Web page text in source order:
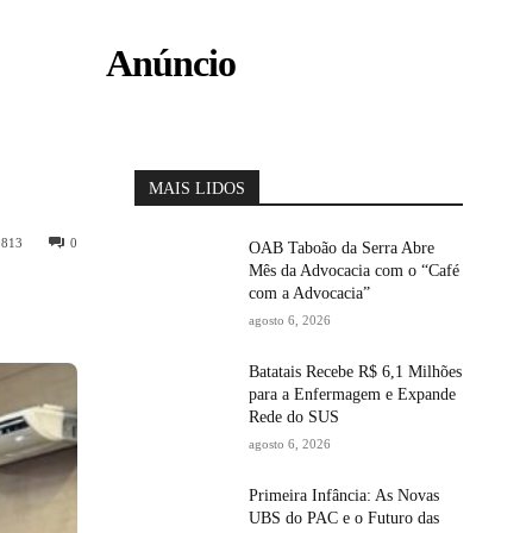
0
813
Anúncio
MAIS LIDOS
OAB Taboão da Serra Abre
Mês da Advocacia com o “Café
com a Advocacia”
agosto 6, 2026
Batatais Recebe R$ 6,1 Milhões
para a Enfermagem e Expande
Rede do SUS
agosto 6, 2026
Primeira Infância: As Novas
UBS do PAC e o Futuro das